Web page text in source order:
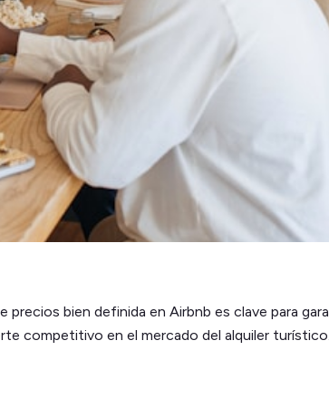
precios bien definida en Airbnb es clave para
competitivo en el mercado del alquiler turístico.